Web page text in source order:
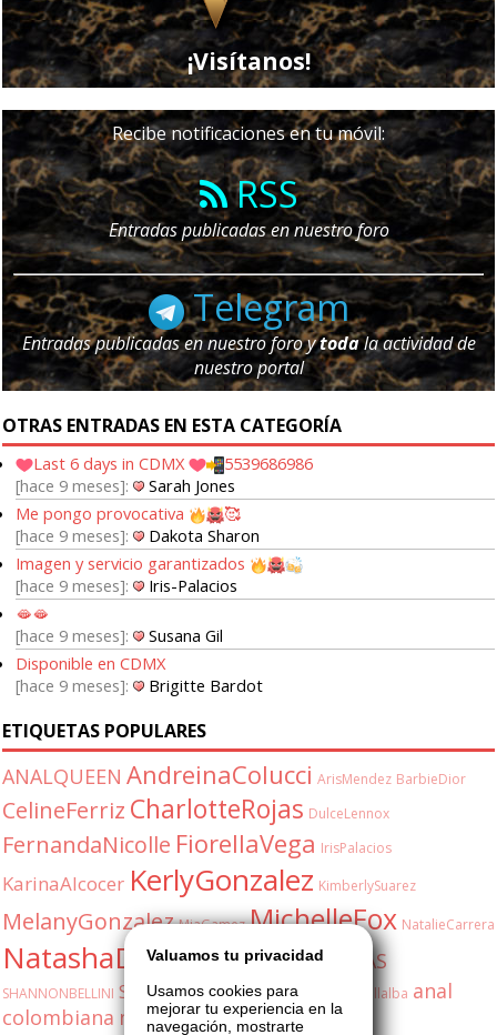
¡Visítanos!
Recibe notificaciones en tu móvil:
RSS
Entradas publicadas en nuestro foro
Telegram
Entradas publicadas en nuestro foro ytodala actividad de
nuestro portal
OTRAS ENTRADAS EN ESTA CATEGORÍA
Last 6 days in CDMX
5539686986
hace 9 meses
Sarah Jones
Me pongo provocativa
🥰
hace 9 meses
Dakota Sharon
Imagen y servicio garantizados
hace 9 meses
Iris-Palacios
🫦🫦
hace 9 meses
Susana Gil
Disponible en CDMX
hace 9 meses
Brigitte Bardot
ETIQUETAS POPULARES
ANALQUEEN AndreinaColucci ArisMendez BarbieDior
CelineFerriz CharlotteRojas DulceLennox
FernandaNicolle FiorellaVega IrisPalacios
KarinaAlcocer KerlyGonzalez KimberlySuarez
MelanyGonzalez MiaGamez MichelleFox NatalieCarrera
NatashaDuranOliviaStone RUSAS
SHANNONBELLINI SabrinaFox ShannonBellini ValeriaVillalba anal
colombiana milf shannon5548171077
Valuamos tu privacidad
Usamos cookies para
mejorar tu experiencia en la
navegación, mostrarte